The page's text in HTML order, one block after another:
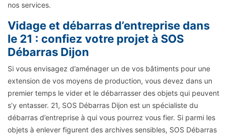
nos services.
Vidage et débarras d’entreprise dans
le 21 : confiez votre projet à SOS
Débarras Dijon
Si vous envisagez d’aménager un de vos bâtiments pour une
extension de vos moyens de production, vous devez dans un
premier temps le vider et le débarrasser des objets qui peuvent
s’y entasser. 21, SOS Débarras Dijon est un spécialiste du
débarras d’entreprise à qui vous pourrez vous fier. Si parmi les
objets à enlever figurent des archives sensibles, SOS Débarras